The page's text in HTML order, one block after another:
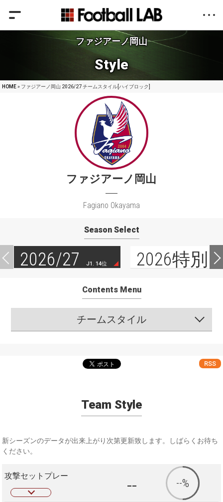
ファジアーノ岡山
Style
HOME» ファジアーノ岡山 2026/27 チームスタイル[ハイブロック]
ファジアーノ岡山
Fagiano Okayama
Season Select
2026/27 J1. 14位 2026特別
Contents Menu
チームスタイル
RSS
Team Style
新シーズンのデータが出来上がり次第更新致します。しばらくお待ち
ください。
攻撃セットプレー -- --%